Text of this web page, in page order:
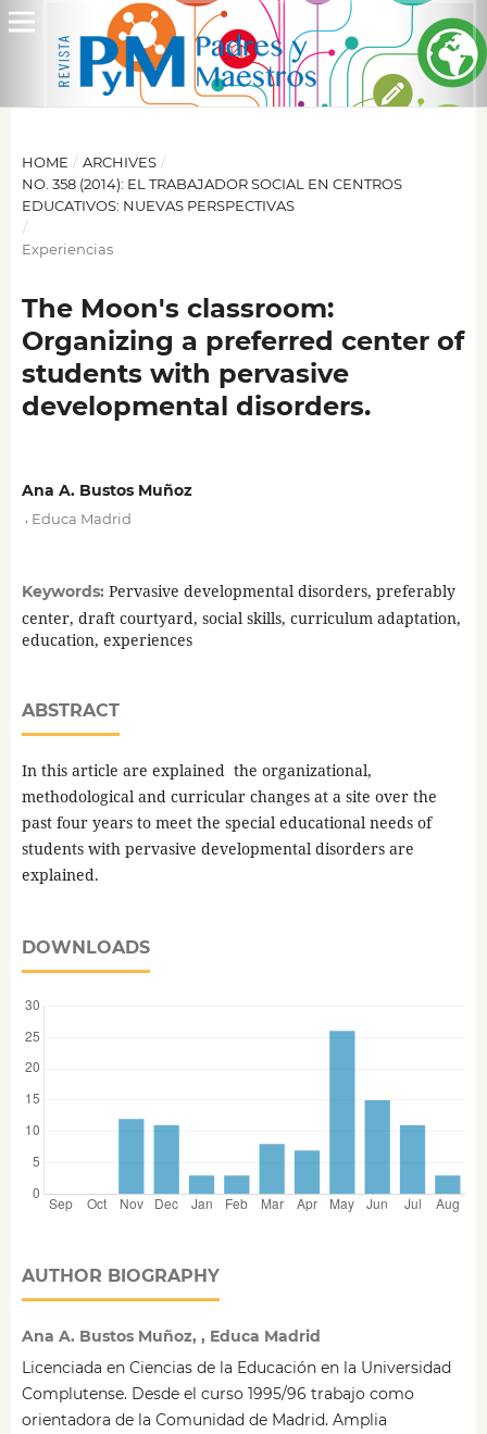
HOME / ARCHIVES /
NO. 358 (2014): EL TRABAJADOR SOCIAL EN CENTROS
EDUCATIVOS: NUEVAS PERSPECTIVAS
/
Experiencias
The Moon's classroom:
Organizing a preferred center of
students with pervasive
developmental disorders.
Ana A. Bustos Muñoz
Educa Madrid
Keywords: Pervasive developmental disorders, preferably
center, draft courtyard, social skills, curriculum adaptation,
education, experiences
ABSTRACT
In this article are explained the organizational,
methodological and curricular changes at a site over the
past four years to meet the special educational needs of
students with pervasive developmental disorders are
explained.
DOWNLOADS
AUTHOR BIOGRAPHY
Ana A. Bustos Muñoz, , Educa Madrid
Licenciada en Ciencias de la Educación en la Universidad
Complutense. Desde el curso 1995/96 trabajo como
orientadora de la Comunidad de Madrid. Amplia